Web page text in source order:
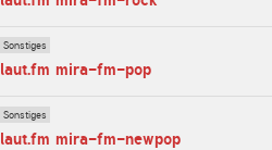
Sonstiges
laut.fm mira-fm-pop
Sonstiges
laut.fm mira-fm-newpop